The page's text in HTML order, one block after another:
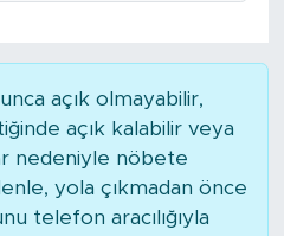
açık olmayabilir,
açık kalabilir veya
nedeniyle nöbete
yola çıkmadan önce
telefon aracılığıyla